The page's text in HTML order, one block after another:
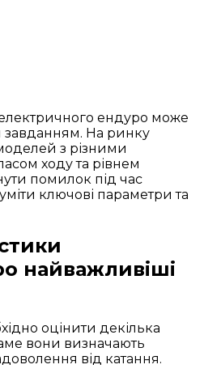
ендуро може
На ринку
з різними
ходу та рівнем
помилок під час
ключові параметри та
найважливіші
оцінити декілька
вони визначають
від катання.